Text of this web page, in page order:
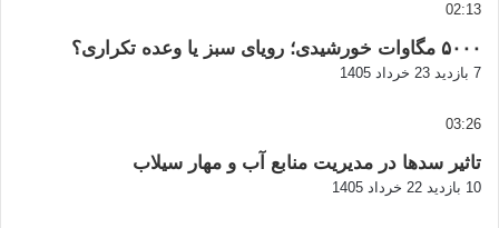
02:13
۵۰۰۰ مگاوات خورشیدی؛ رویای سبز یا وعده تکراری؟
7 بازدید 23 خرداد 1405
03:26
تاثیر سدها در مدیریت منابع آب و مهار سیلاب
10 بازدید 22 خرداد 1405